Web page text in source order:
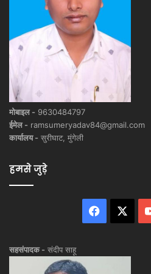
मोबाइल - 9630484797
ईमेल - ramsumeryadav84@gmail.com
कार्यालय - सुरीघाट, मुंगेली
हमसे जुड़े
Facebook
सहसंपादक - संदीप साहू